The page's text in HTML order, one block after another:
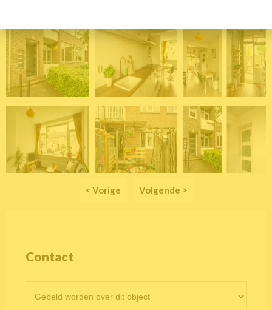
< Vorige Volgende >
Contact
objectpagina